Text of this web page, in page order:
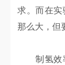
求。而在
那么大，但
制氢效率